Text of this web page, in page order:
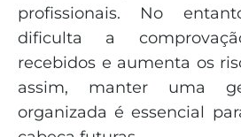
profissionais. No
dificulta a
recebidos e aumenta os
assim, manter uma
organizada é essencial